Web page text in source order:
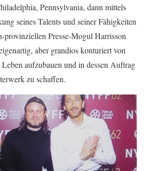
Pennsylvania, dann mittels
seines Talents und seiner Fähigkeiten
provinziellen Presse-Mogul Harrisson
aber grandios konturiert von
aufzubauen und in dessen Auftrag
zu schaffen.